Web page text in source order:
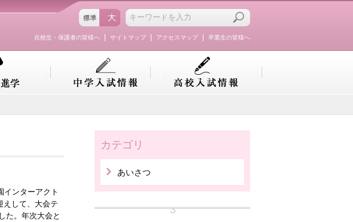
卒業生の皆様へ
アクセスマップ
サイトマップ
在校生・保護者の皆様へ
ンターアクト
して、大会テ
た。年次大会と
カテゴリ
あいさつ